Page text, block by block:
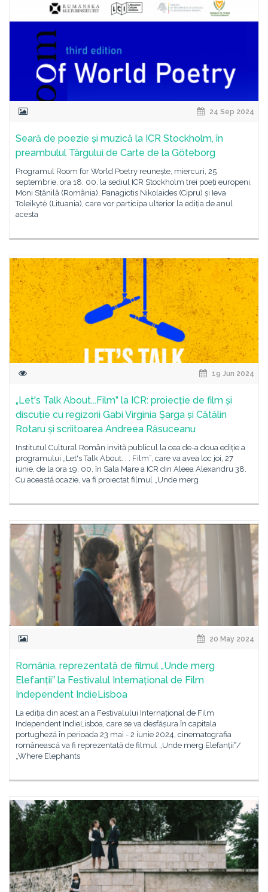
24 Sep 2024
Seară de poezie și muzică la ICR Stockholm, în
preambulul Târgului de Carte de la Göteborg
Programul Room for World Poetry reunește, miercuri, 25
septembrie, ora 18. 00, la sediul ICR Stockholm trei poeți europeni,
Moni Stănilă (România), Panagiotis Nikolaides (Cipru) și Ieva
Toleikytė (Lituania), care vor participa ulterior la ediția de anul
acesta
19 Jun 2024
„Let's Talk About...Film” la ICR: proiecție de film și
discuție cu regizorii Gabi Virginia Șarga și Cătălin
Rotaru și scriitoarea Andreea Răsuceanu
Institutul Cultural Român invită publicul la cea de-a doua ediție a
programului „Let's Talk About. . . Film”, care va avea loc joi, 27
iunie, de la ora 19. 00, în Sala Mare a ICR din Aleea Alexandru 38.
Cu această ocazie, va fi proiectat filmul „Unde merg
20 May 2024
România, reprezentată de filmul „Unde merg
Elefanțiiˮ la Festivalul Internațional de Film
Independent IndieLisboa
La ediția din acest an a Festivalului Internațional de Film
Independent IndieLisboa, care se va desfășura în capitala
portugheză în perioada 23 mai - 2 iunie 2024, cinematografia
românească va fi reprezentată de filmul „Unde merg Elefanțiiˮ/
„Where Elephants